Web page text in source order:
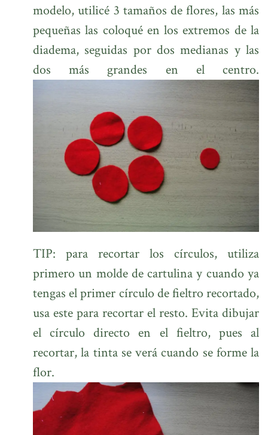
modelo, utilicé 3 tamaños de flores, las más
pequeñas las coloqué en los extremos de la
diadema, seguidas por dos medianas y las
dos más grandes en el centro.
TIP: para recortar los círculos, utiliza
primero un molde de cartulina y cuando ya
tengas el primer círculo de fieltro recortado,
usa este para recortar el resto. Evita dibujar
el círculo directo en el fieltro, pues al
recortar, la tinta se verá cuando se forme la
flor.